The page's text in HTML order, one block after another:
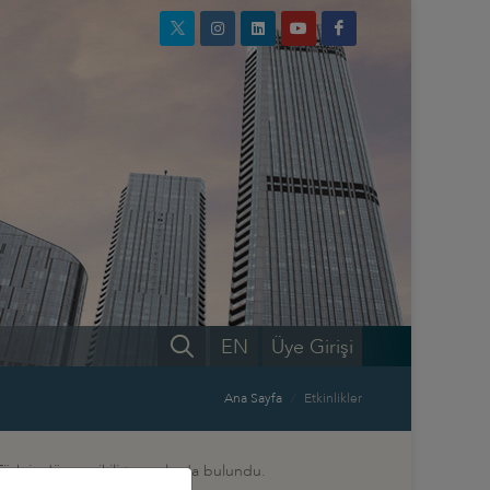
Üye Girişi
EN
Ana Sayfa Etkinlikler
iş dünyası ikili temaslarda bulundu.